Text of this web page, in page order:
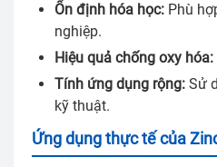
Ổn định hóa học: Phù
nghiệp.
Hiệu quả chống oxy hóa:
Tính ứng dụng rộng: Sử
kỹ thuật.
Ứng dụng thực tế của